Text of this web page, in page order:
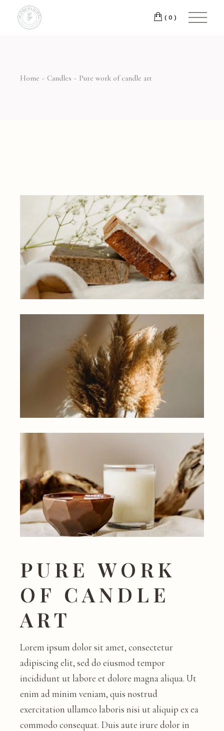
content
(0)
Home Candles Pure work of candle art
PURE WORK
OF CANDLE
ART
Lorem ipsum dolor sit amet, consectetur
adipiscing elit, sed do eiusmod tempor
incididunt ut labore et dolore magna aliqua. Ut
enim ad minim veniam, quis nostrud
exercitation ullamco laboris nisi ut aliquip ex ea
commodo consequat. Duis aute irure dolor in